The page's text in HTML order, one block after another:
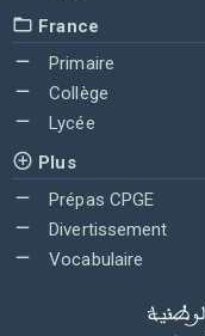
France
Primaire
Collège
Lycée
Plus
Prépas CPGE
Divertissement
Vocabulaire